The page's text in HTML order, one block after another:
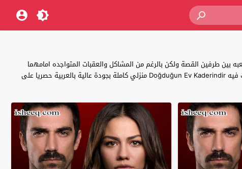
طرفين القصة ولكن بالرغم من المشاكل والعقبات المتواجده امامهما
يحاولو الاستمرار والحفاظ على العلاقة لتكون النهاية اسطورية للطرفين تابعو جميع احداث مسلسل الدراما والرومانسية التركي قدرك هو المنزل الذي ولدت فيه Doğduğun Ev Kaderindir منزلي كاملة بجودة عالية بالعربية حصريا على